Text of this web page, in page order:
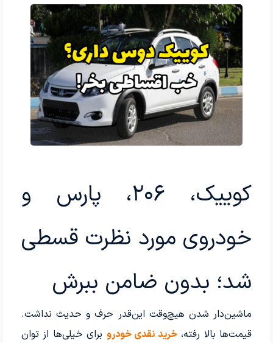
کوییک، ۲۰۶، پارس و
خودروی مورد نظرت قسطی
شد؛ بدون ضامن ببرش
ماشین‌دار شدن هیچ‌وقت این‌قدر حرف و حدیث نداشت.
قیمت‌ها بالا رفته،خرید نقدی خودرو برای خیلی‌ها از توان